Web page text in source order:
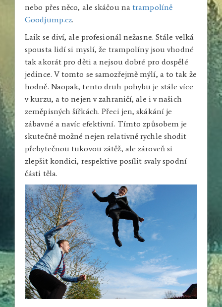
nebo přes něco, ale skáčou na trampolíně
Goodjump.cz.
Laik se diví, ale profesionál nežasne. Stále velká
spousta lidí si myslí, že trampolíny jsou vhodné
tak akorát pro děti a nejsou dobré pro dospělé
jedince. V tomto se samozřejmě mýlí, a to tak že
hodně. Naopak, tento druh pohybu je stále více
v kurzu, a to nejen v zahraničí, ale i v našich
zeměpisných šířkách. Přeci jen, skákání je
zábavné a navíc efektivní. Tímto způsobem je
skutečně možné nejen relativně rychle shodit
přebytečnou tukovou zátěž, ale zároveň si
zlepšit kondici, respektive posílit svaly spodní
části těla.